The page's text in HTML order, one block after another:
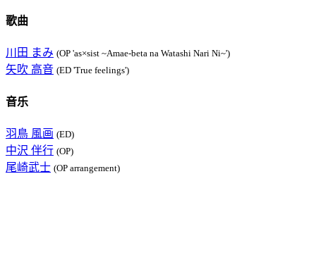
歌曲
川田 まみ (OP 'as×sist ~Amae-beta na Watashi Nari Ni~')
矢吹 高音 (ED 'True feelings')
音乐
羽鳥 風画 (ED)
中沢 伴行 (OP)
尾崎武士 (OP arrangement)